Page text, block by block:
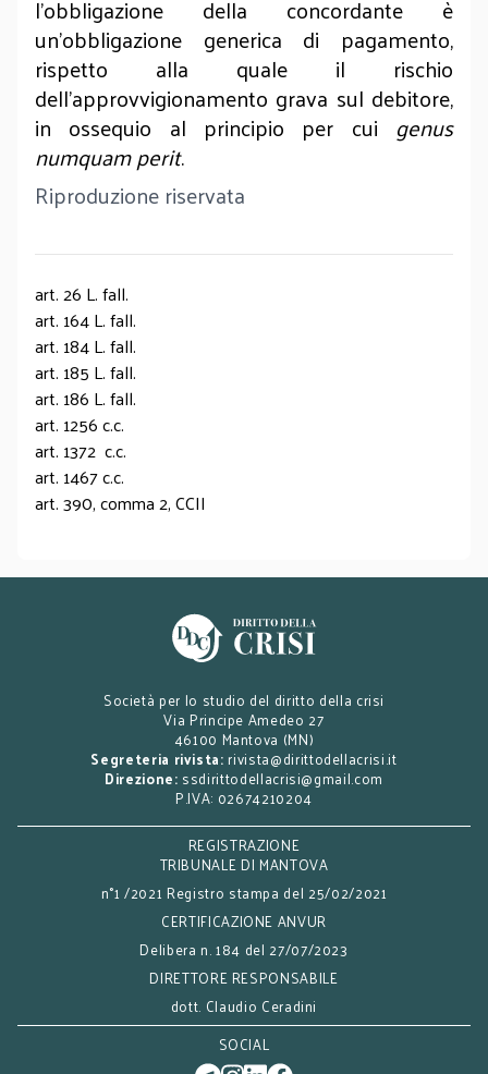
l’obbligazione della concordante è
un’obbligazione generica di pagamento,
rispetto alla quale il rischio
dell’approvvigionamento grava sul debitore,
in ossequio al principio per cui genus
numquam perit.
Riproduzione riservata
art. 26 L. fall.
art. 164 L. fall.
art. 184 L. fall.
art. 185 L. fall.
art. 186 L. fall.
art. 1256 c.c.
art. 1372 c.c.
art. 1467 c.c.
art. 390, comma 2, CCII
Società per lo studio del diritto della crisi
Via Principe Amedeo 27
46100 Mantova (MN)
Segreteria rivista: rivista@dirittodellacrisi.it
Direzione: ssdirittodellacrisi@gmail.com
P.IVA: 02674210204
REGISTRAZIONE
TRIBUNALE DI MANTOVA
n°1 /2021 Registro stampa del 25/02/2021
CERTIFICAZIONE ANVUR
Delibera n. 184 del 27/07/2023
DIRETTORE RESPONSABILE
dott. Claudio Ceradini
SOCIAL